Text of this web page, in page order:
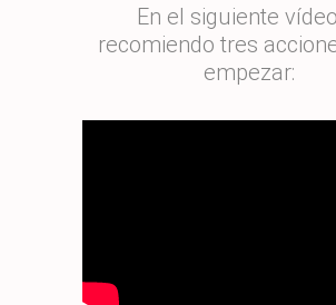
En el siguiente
recomiendo tres
empezar: